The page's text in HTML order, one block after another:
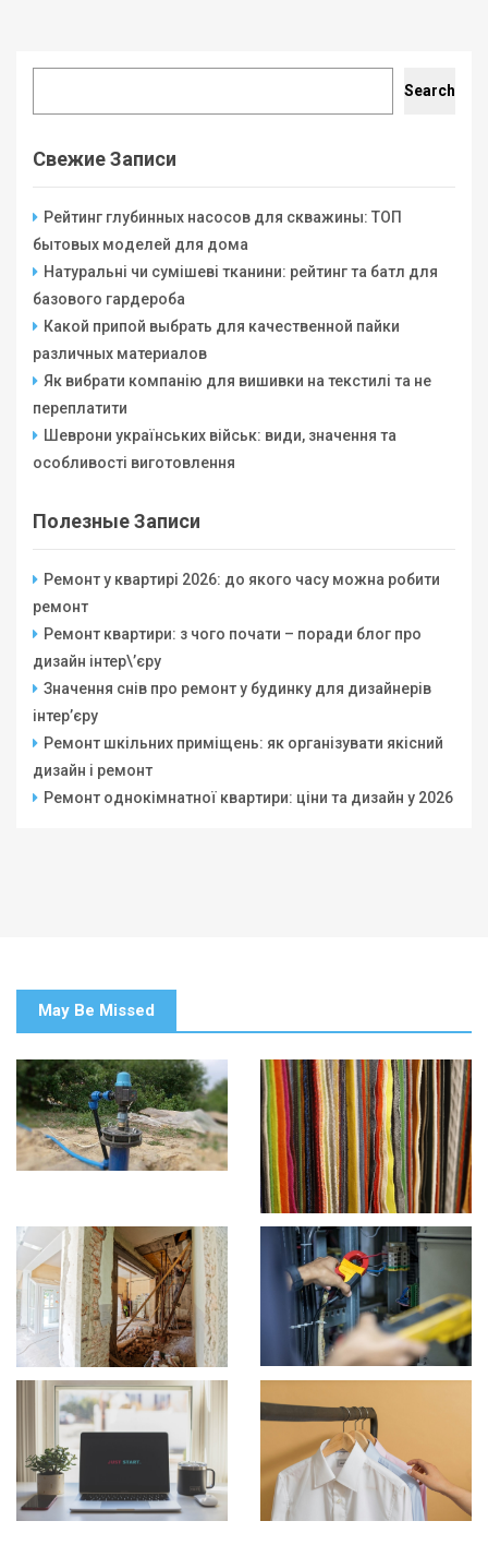
Search
Свежие Записи
Рейтинг глубинных насосов для скважины: ТОП
бытовых моделей для дома
Натуральні чи сумішеві тканини: рейтинг та батл для
базового гардероба
Какой припой выбрать для качественной пайки
различных материалов
Як вибрати компанію для вишивки на текстилі та не
переплатити
Шеврони українських військ: види, значення та
особливості виготовлення
Полезные Записи
Ремонт у квартирі 2026: до якого часу можна робити
ремонт
Ремонт квартири: з чого почати – поради блог про
дизайн інтер\’єру
Значення снів про ремонт у будинку для дизайнерів
інтер’єру
Ремонт шкільних приміщень: як організувати якісний
дизайн і ремонт
Ремонт однокімнатної квартири: ціни та дизайн у 2026
May Be Missed